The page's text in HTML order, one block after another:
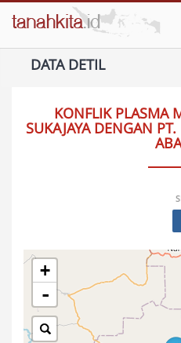
DATA DETIL
KONFLIK PLASMA
SUKAJAYA DENGAN
+
-